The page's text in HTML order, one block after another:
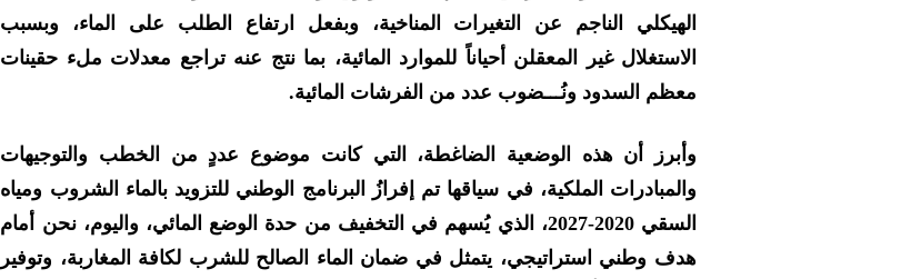
الهيكلي الناجم عن التغيرات المناخية، وبفعل ارتفاع الطلب على الماء، وبسبب
الاستغلال غير المعقلن أحياناً للموارد المائية، بما نتج عنه تراجع معدلات ملء حقينات
معظم السدود ونُـــضوب عدد من الفرشات المائية.
وأبرز أن هذه الوضعية الضاغطة، التي كانت موضوع عددٍ من الخطب والتوجيهات
والمبادرات الملكية، في سياقها تم إفرازُ البرنامج الوطني للتزويد بالماء الشروب ومياه
السقي 2020-2027، الذي يُسهم في التخفيف من حدة الوضع المائي، واليوم، نحن أمام
هدف وطني استراتيجي، يتمثل في ضمان الماء الصالح للشرب لكافة المغاربة، وتوفير